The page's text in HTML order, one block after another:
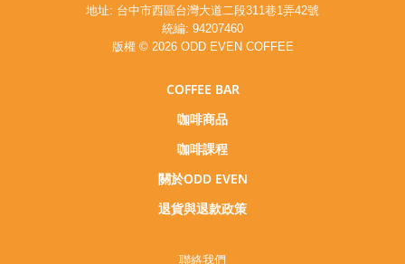
地址: 台中市西區台灣大道二段311巷1弄42號
統編: 94207460
版權 © 2026 ODD EVEN COFFEE
COFFEE BAR
咖啡商品
咖啡課程
關於ODD EVEN
退貨與退款政策
聯絡我們